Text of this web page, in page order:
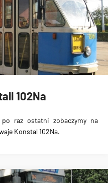
102Na
raz ostatni zobaczymy na
Konstal 102Na.